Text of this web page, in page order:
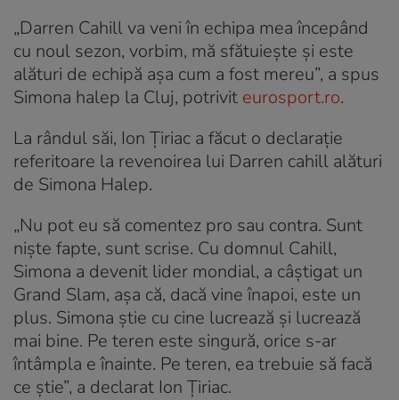
„Darren Cahill va veni în echipa mea începând
cu noul sezon, vorbim, mă sfătuiește și este
alături de echipă așa cum a fost mereu”, a spus
Simona halep la Cluj, potrivit eurosport.ro.
La rândul săi, Ion Țiriac a făcut o declarație
referitoare la revenoirea lui Darren cahill alături
de Simona Halep.
„Nu pot eu să comentez pro sau contra. Sunt
niște fapte, sunt scrise. Cu domnul Cahill,
Simona a devenit lider mondial, a câștigat un
Grand Slam, așa că, dacă vine înapoi, este un
plus. Simona știe cu cine lucrează și lucrează
mai bine. Pe teren este singură, orice s-ar
întâmpla e înainte. Pe teren, ea trebuie să facă
ce știe”, a declarat Ion Țiriac.